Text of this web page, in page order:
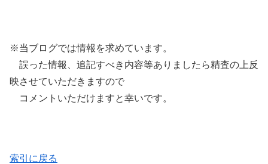
※当ブログでは情報を求めています。
誤った情報、追記すべき内容等ありましたら精査の上反
映させていただきますので
コメントいただけますと幸いです。
索引に戻る